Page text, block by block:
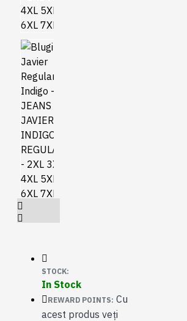
STOCK:
In Stock
REWARD POINTS: Cu
acest produs veți